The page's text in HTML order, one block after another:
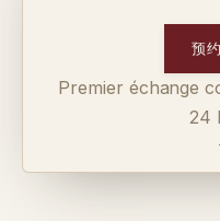
预
Premier échange
24